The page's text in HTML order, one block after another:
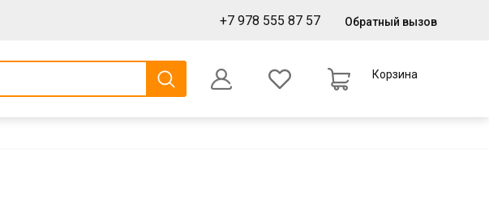
+7 978 555 87 57 Обратный вызов
Корзина